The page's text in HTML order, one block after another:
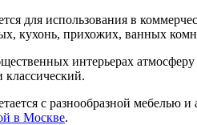
для использования в
кухонь, прихожих, ванных
интерьерах
с разнообразной мебелью
в Москве.